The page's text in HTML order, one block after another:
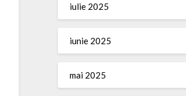
iulie 2025
iunie 2025
mai 2025